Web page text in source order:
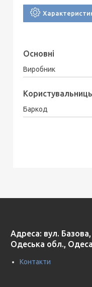
Основні
Виробник
Баркод
Адреса: вул. Базова,
Одеська обл.,
Контакти